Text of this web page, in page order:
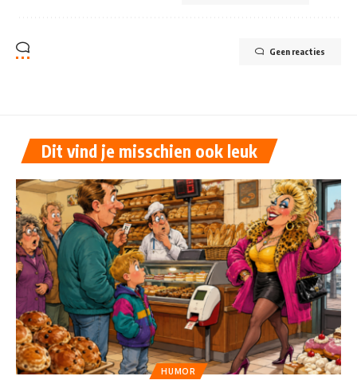
Geen reacties
Dit vind je misschien ook leuk
HUMOR